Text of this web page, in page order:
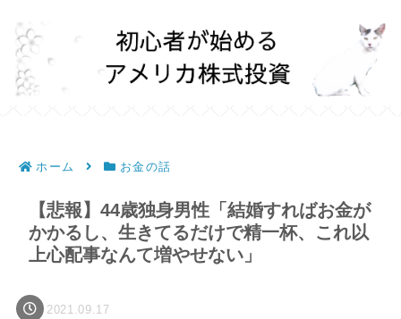
ホーム お金の話
【悲報】44歳独身男性「結婚すればお金が
かかるし、生きてるだけで精一杯、これ以
上心配事なんて増やせない」
2021.09.17